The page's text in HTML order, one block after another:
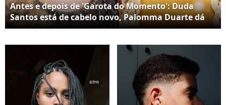
Antes e depois de 'Garota do Momento': Duda
Santos está de cabelo novo, Palomma Duarte dá
adeus ao loiro e mais mudanças de visual do